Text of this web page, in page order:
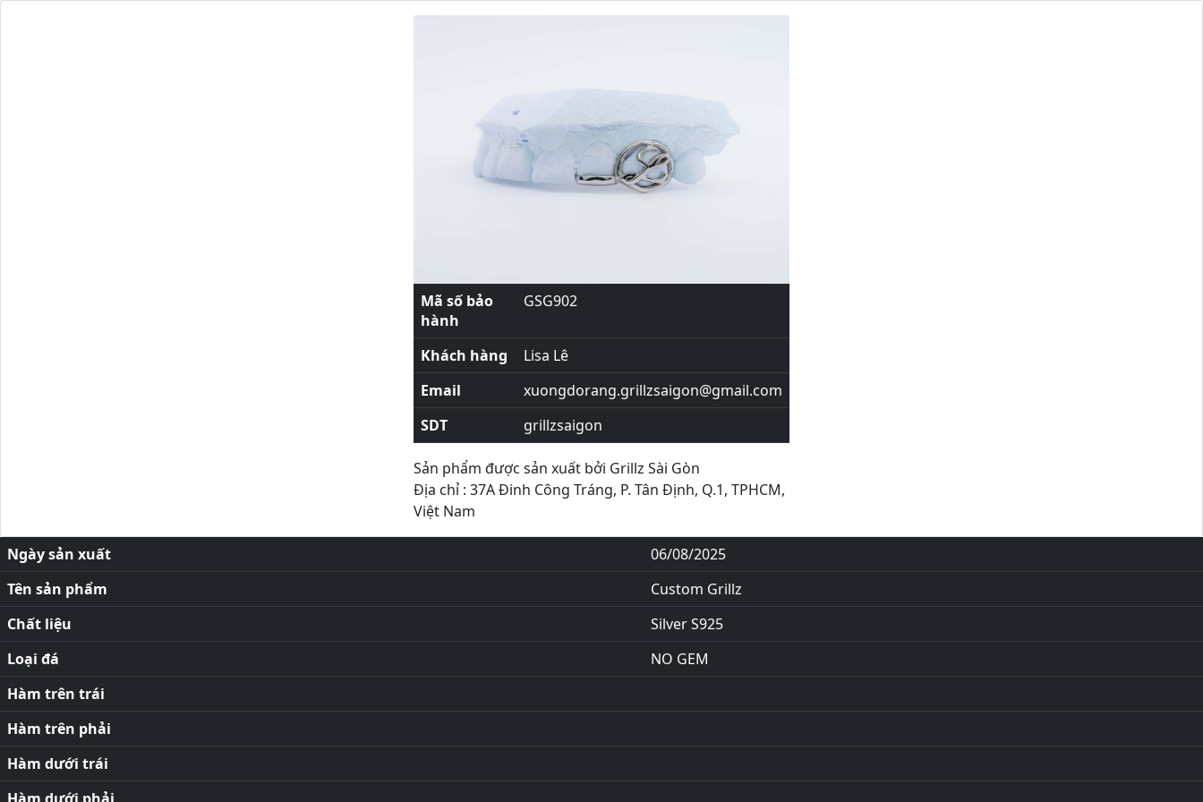
Mã số bảo
hành
GSG902
Khách hàng
Lisa Lê
Email
xuongdorang.grillzsaigon@gmail.com
SDT
grillzsaigon
Sản phẩm được sản xuất bởi Grillz Sài Gòn
Địa chỉ : 37A Đinh Công Tráng, P. Tân Định, Q.1, TPHCM,
Việt Nam
Ngày sản xuất
06/08/2025
Tên sản phẩm
Custom Grillz
Chất liệu
Silver S925
Loại đá
NO GEM
Hàm trên trái
Hàm trên phải
Hàm dưới trái